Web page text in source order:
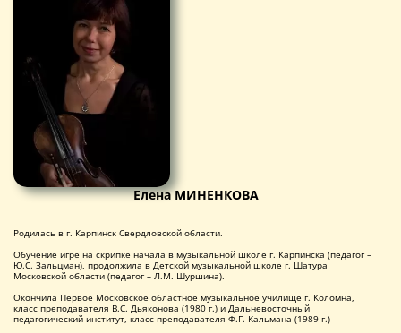
Елена МИНЕНКОВА
Родилась в г. Карпинск Свердловской области.
Обучение игре на скрипке начала в музыкальной школе г. Карпинска (педагог –
Ю.С. Зальцман), продолжила в Детской музыкальной школе г. Шатура
Московской области (педагог – Л.М. Шуршина).
Окончила Первое Московское областное музыкальное училище г. Коломна,
класс преподавателя В.С. Дьяконова (1980 г.) и Дальневосточный
педагогический институт, класс преподавателя Ф.Г. Кальмана (1989 г.)